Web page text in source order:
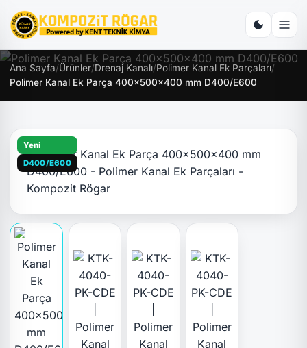
Ana Sayfa/Ürünler/Drenaj Kanalı/Polimer Kanal Ek Parçaları/
Polimer Kanal Ek Parça 400x500x400 mm D400/E600
Yeni
D400/E600